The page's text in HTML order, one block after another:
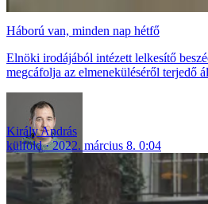
Háború van, minden nap hétfő
Elnöki irodájából intézett lelkesítő
megcáfolja az elmeneküléséről terjedő
Király András
külföld
2022. március 8. 0:04